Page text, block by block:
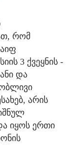
რომ
3 ქვეყნის -
და
არის
იყოს ერთი